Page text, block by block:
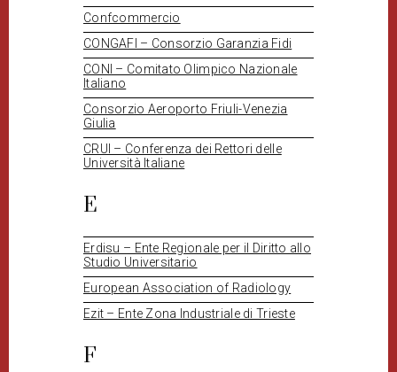
Confcommercio
CONGAFI – Consorzio Garanzia Fidi
CONI – Comitato Olimpico Nazionale
Italiano
Consorzio Aeroporto Friuli-Venezia
Giulia
CRUI – Conferenza dei Rettori delle
Università Italiane
E
Erdisu – Ente Regionale per il Diritto allo
Studio Universitario
European Association of Radiology
Ezit – Ente Zona Industriale di Trieste
F